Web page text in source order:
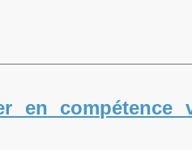
en compétence